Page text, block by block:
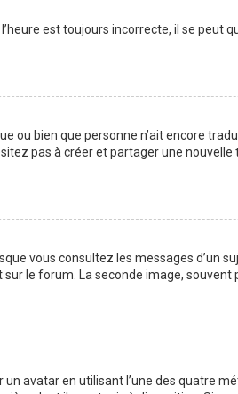
est toujours incorrecte, il se peut
ou bien que personne n’ait encore
pas à créer et partager une
vous consultez les messages d’un
le forum. La seconde image,
avatar en utilisant l’une des quatre